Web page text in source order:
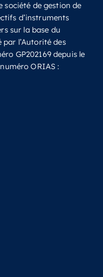
société de gestion de
d’instruments
sur la base du
l’Autorité des
GP202169 depuis le
ORIAS :